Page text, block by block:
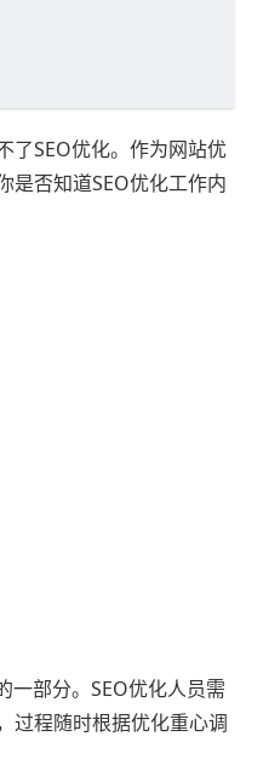
了SEO优化。作为网站优
是否知道SEO优化工作内
一部分。SEO优化人员需
过程随时根据优化重心调